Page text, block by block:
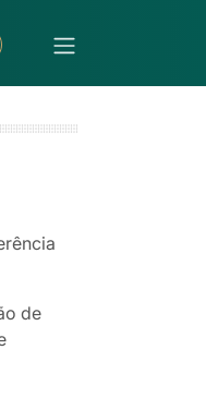
de